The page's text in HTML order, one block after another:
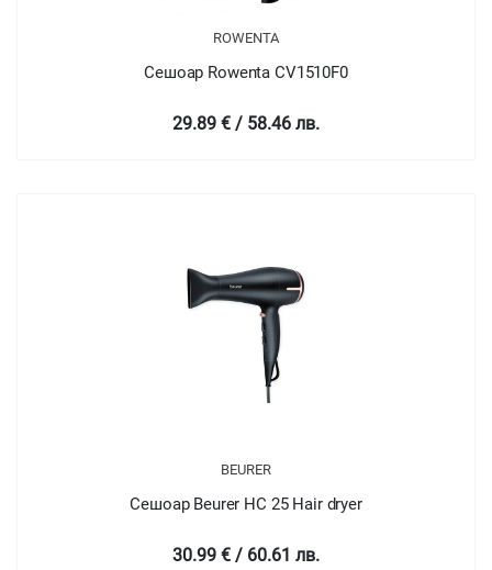
ROWENTA
Сешоар Rowenta CV1510F0
29.89 € / 58.46 лв.
BEURER
Сешоар Beurer HC 25 Hair dryer
30.99 € / 60.61 лв.